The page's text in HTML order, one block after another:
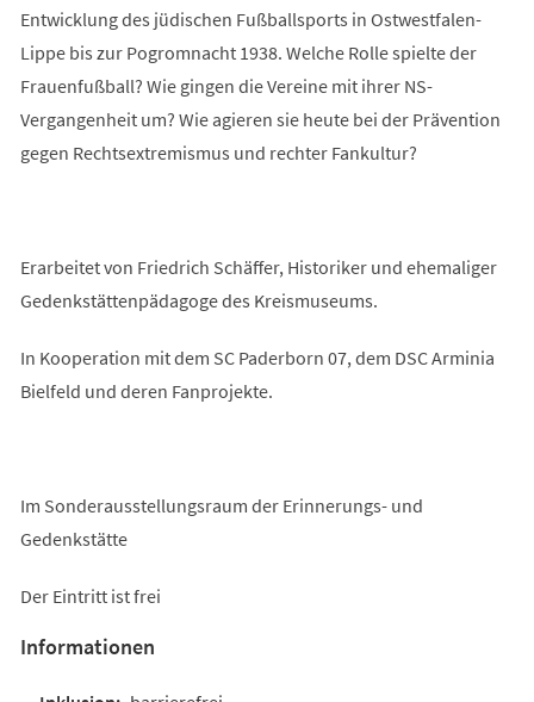
Entwicklung des jüdischen Fußballsports in Ostwestfalen-
Lippe bis zur Pogromnacht 1938. Welche Rolle spielte der
Frauenfußball? Wie gingen die Vereine mit ihrer NS-
Vergangenheit um? Wie agieren sie heute bei der Prävention
gegen Rechtsextremismus und rechter Fankultur?
Erarbeitet von Friedrich Schäffer, Historiker und ehemaliger
Gedenkstättenpädagoge des Kreismuseums.
In Kooperation mit dem SC Paderborn 07, dem DSC Arminia
Bielfeld und deren Fanprojekte.
Im Sonderausstellungsraum der Erinnerungs- und
Gedenkstätte
Der Eintritt ist frei
Informationen